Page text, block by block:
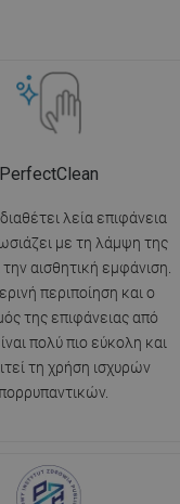
PerfectClean
λεία επιφάνεια
με τη λάμψη της
την αισθητική εμφάνιση.
περιποίηση και ο
της επιφάνειας από
πολύ πιο εύκολη και
τη χρήση ισχυρών